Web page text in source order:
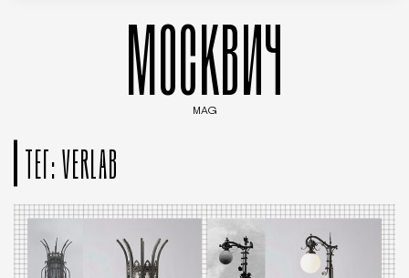
МОСКВИЧ
MAG
ТЕГ: VERLAB